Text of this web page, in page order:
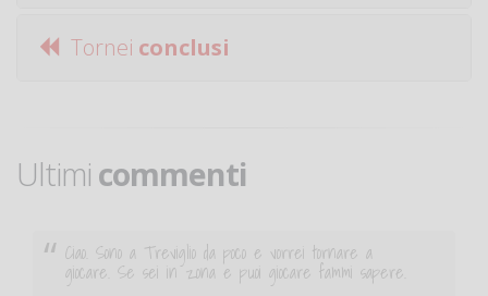
Tornei conclusi
Ultimi commenti
Ciao. Sono a Treviglio da poco e vorrei tornare a
giocare. Se sei in zona e puoi giocare fammi sapere.